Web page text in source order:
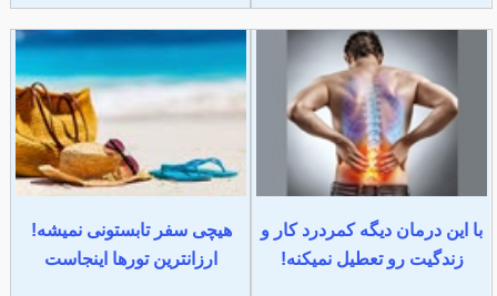
با این درمان دیگه کمردرد کار و
زندگیت رو تعطیل نمیکنه!
هیچی سفر تابستونی نمیشه!
ارزانترین تورها اینجاست